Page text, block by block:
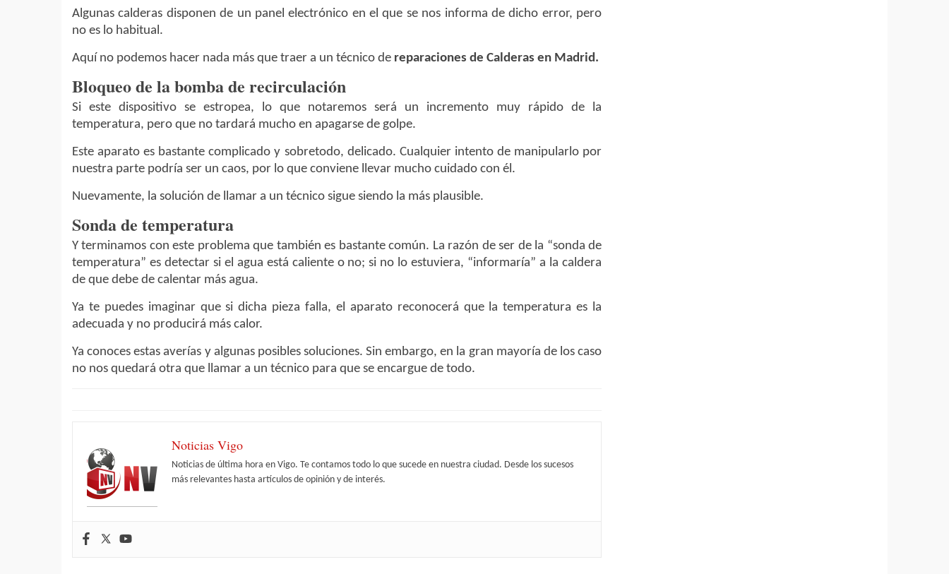
Algunas calderas disponen de un panel electrónico en el que se nos informa de dicho error, pero
no es lo habitual.
Aquí no podemos hacer nada más que traer a un técnico de reparaciones de Calderas en Madrid.
Bloqueo de la bomba de recirculación
Si este dispositivo se estropea, lo que notaremos será un incremento muy rápido de la
temperatura, pero que no tardará mucho en apagarse de golpe.
Este aparato es bastante complicado y sobretodo, delicado. Cualquier intento de manipularlo por
nuestra parte podría ser un caos, por lo que conviene llevar mucho cuidado con él.
Nuevamente, la solución de llamar a un técnico sigue siendo la más plausible.
Sonda de temperatura
Y terminamos con este problema que también es bastante común. La razón de ser de la “sonda de
temperatura” es detectar si el agua está caliente o no; si no lo estuviera, “informaría” a la caldera
de que debe de calentar más agua.
Ya te puedes imaginar que si dicha pieza falla, el aparato reconocerá que la temperatura es la
adecuada y no producirá más calor.
Ya conoces estas averías y algunas posibles soluciones. Sin embargo, en la gran mayoría de los caso
no nos quedará otra que llamar a un técnico para que se encargue de todo.
Noticias Vigo
Noticias de última hora en Vigo. Te contamos todo lo que sucede en nuestra ciudad. Desde los sucesos
más relevantes hasta artículos de opinión y de interés.